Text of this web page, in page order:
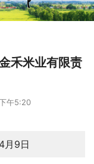
禾米业有限责
午5:20
月9日